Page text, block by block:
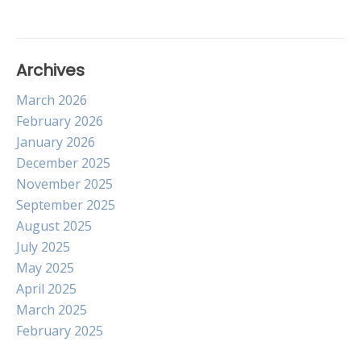
Archives
March 2026
February 2026
January 2026
December 2025
November 2025
September 2025
August 2025
July 2025
May 2025
April 2025
March 2025
February 2025